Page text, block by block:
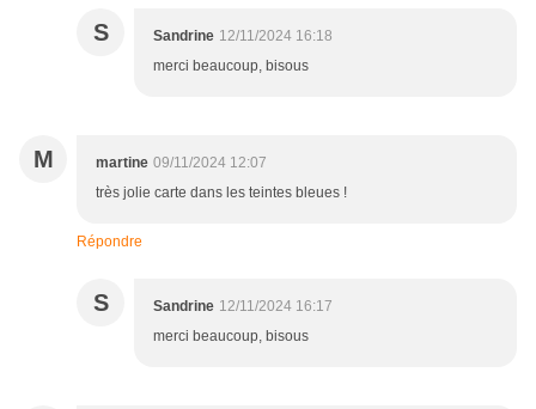
S Sandrine 12/11/2024 16:18
merci beaucoup, bisous
M martine 09/11/2024 12:07
très jolie carte dans les teintes bleues !
Répondre
S Sandrine 12/11/2024 16:17
merci beaucoup, bisous